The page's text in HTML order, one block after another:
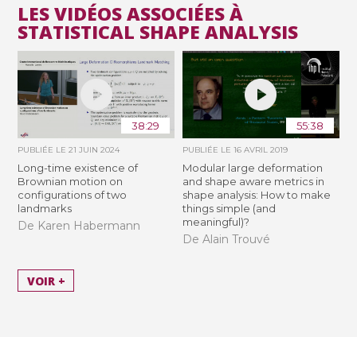
LES VIDÉOS ASSOCIÉES À
STATISTICAL SHAPE ANALYSIS
38:29
PUBLIÉE LE21 JUIN 2024
Long-time existence of
Brownian motion on
configurations of two
landmarks
De Karen Habermann
55:38
PUBLIÉE LE 16 AVRIL 2019
Modular large deformation
and shape aware metrics in
shape analysis: How to make
things simple (and
meaningful)?
De Alain Trouvé
VOIR +